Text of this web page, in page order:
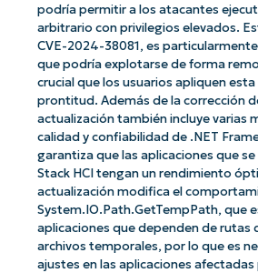
podría permitir a los atacantes
arbitrario con privilegios elevados.
CVE-2024-38081, es
que podría explotarse de forma
crucial que los usuarios apliquen
prontitud. Además de la corrección
actualización también incluye varias
calidad y confiabilidad de .NET
garantiza que las aplicaciones que
Stack HCI tengan un rendimiento
actualización modifica el
System.IO.Path.GetTempPath, que
aplicaciones que dependen de rutas
archivos temporales, por lo que es
ajustes en las aplicaciones